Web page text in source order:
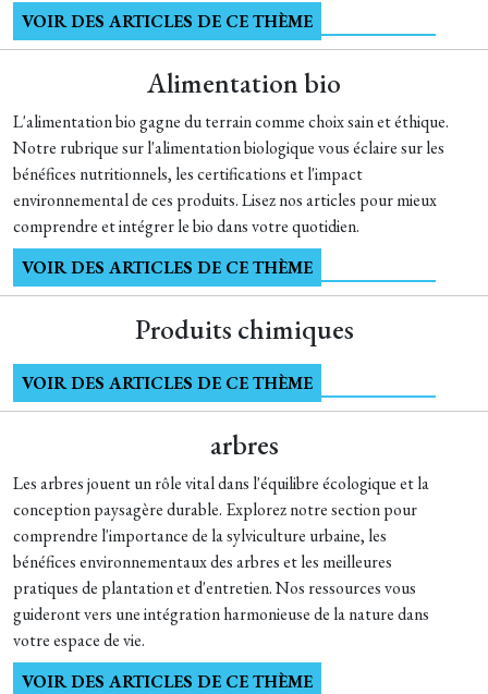
VOIR DES ARTICLES DE CE THÈME
Alimentation bio
L'alimentation bio gagne du terrain comme choix sain et éthique.
Notre rubrique sur l'alimentation biologique vous éclaire sur les
bénéfices nutritionnels, les certifications et l'impact
environnemental de ces produits. Lisez nos articles pour mieux
comprendre et intégrer le bio dans votre quotidien.
VOIR DES ARTICLES DE CE THÈME
Produits chimiques
VOIR DES ARTICLES DE CE THÈME
arbres
Les arbres jouent un rôle vital dans l'équilibre écologique et la
conception paysagère durable. Explorez notre section pour
comprendre l'importance de la sylviculture urbaine, les
bénéfices environnementaux des arbres et les meilleures
pratiques de plantation et d'entretien. Nos ressources vous
guideront vers une intégration harmonieuse de la nature dans
votre espace de vie.
VOIR DES ARTICLES DE CE THÈME